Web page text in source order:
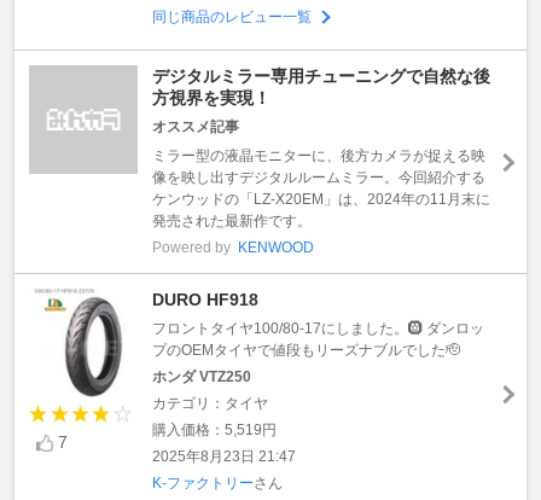
同じ商品のレビュー一覧
デジタルミラー専用チューニングで自然な後
方視界を実現！
オススメ記事
ミラー型の液晶モニターに、後方カメラが捉える映
像を映し出すデジタルルームミラー。今回紹介する
ケンウッドの「LZ-X20EM」は、2024年の11月末に
発売された最新作です。
Powered by KENWOOD
7
DURO HF918
フロントタイヤ100/80-17にしました。🛞 ダンロッ
プのOEMタイヤで値段もリーズナブルでした🫡
ホンダ VTZ250
カテゴリ：タイヤ
購入価格：5,519円
2025年8月23日 21:47
K-ファクトリーさん